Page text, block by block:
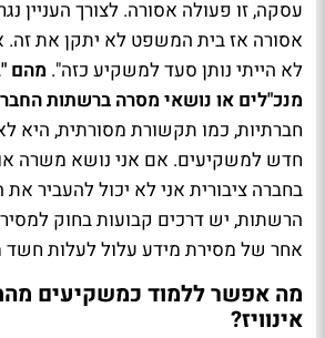
עסקה, זו פעולה אסורה. לצורך העניין
אסורה אז בית המשפט לא יתקן את זה.
לא הייתי נותן סעד למשקיע כזה". מהם
מנכ"לים או נושאי מסרה ברשתות
חברתיות, כמו תקשורת מסורתית, היא
חדש למשקיעים. אם אני נושא משרה
בחברה ציבורית אני לא יכול להעביר
הרשתות, יש דרכים קבועות בחוק
אחר של מסירת מידע עלול לעלות חשד
מה אפשר ללמוד כמשקיעים
אינוויז?